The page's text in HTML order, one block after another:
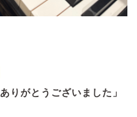
ありがとうございました」